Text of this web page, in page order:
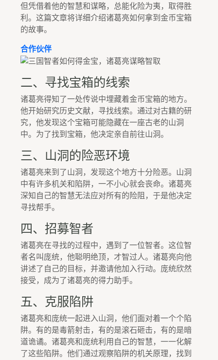
但凭借着他的智慧和谋略，总能化险为夷，取得胜
利。这篇文章将详细介绍诸葛亮如何拿到金币宝箱
的故事。
合作伙伴
二、寻找宝箱的线索
诸葛亮得知了一处传说中埋藏着金币宝箱的地方。
他开始研究历史文献，寻找线索。通过对古籍的研
究，他发现这个宝箱可能隐藏在一座古老的山洞
中。为了找到宝箱，他决定亲自前往山洞。
三、山洞的险恶环境
诸葛亮来到了山洞，发现这个地方十分险恶。山洞
中有许多机关和陷阱，一不小心就会丧命。诸葛亮
深知自己的智慧无法应对所有的险阻，于是他决定
寻找帮手。
四、招募智者
诸葛亮在寻找的过程中，遇到了一位智者。这位智
者名叫庞统，他聪明绝顶，才智过人。诸葛亮向他
讲述了自己的目标，并邀请他加入行动。庞统欣然
接受，成为了诸葛亮的得力助手。
五、克服陷阱
诸葛亮和庞统一起进入山洞，他们面对着一个个陷
阱。有的是毒箭射击，有的是滚石砸击，有的是暗
道诡谲。诸葛亮和庞统利用自己的智慧，一一化解
了这些陷阱。他们通过观察陷阱的机关原理，找到